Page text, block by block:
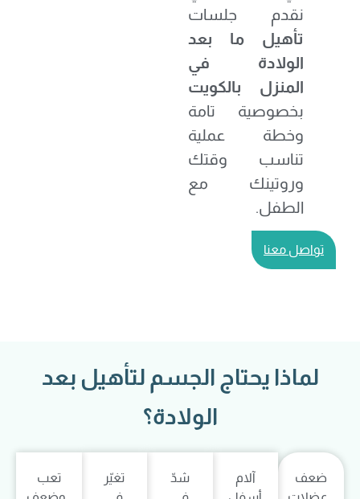
نقدم جلسات
تأهيل ما بعد
الولادة في
المنزل بالكويت
بخصوصية تامة
وخطة عملية
تناسب وقتك
وروتينك مع
الطفل.
تواصل معنا
لماذا يحتاج الجسم لتأهيل بعد
الولادة؟
ضعف
آلام
شدّ
تغيّر
تعب